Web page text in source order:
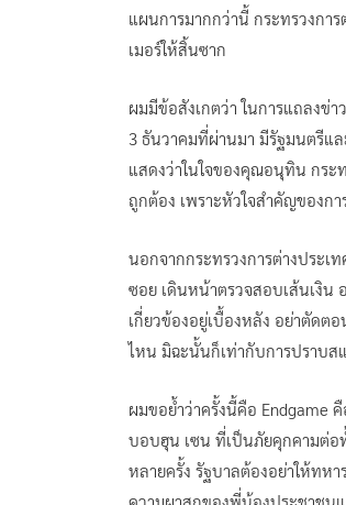
แผนการมากกว่านี้ กระทรวงกา
เมอร์ให้สิ้นซาก
ผมมีข้อสังเกตว่า ในการแถลงข่
3 ธันวาคมที่ผ่านมา มีรัฐมนตรีแ
แสดงว่าในใจของคุณอนุทิน กระ
ถูกต้อง เพราะหัวใจสำคัญของก
นอกจากกระทรวงการต่างประ
ซอย เดินหน้าตรวจสอบเส้นเงิน
เกี่ยวข้องอยู่เบื้องหลัง อย่าตัดต
ไหน มิฉะนั้นก็เท่ากับการปราบ
ผมขอย้ำว่าครั้งนี้คือ Endgame
บอบฮุน เซน ที่เป็นภัยคุกคามต่อ
หลายครั้ง รัฐบาลต้องอย่าให้ทห